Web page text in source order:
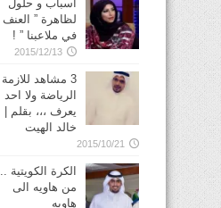
اسباب و حلول
لظاهرة ” العنف
في ملاعبنا ” !
2015/12/13
3 مشاهد للازمة
الرياضة ولا احد
يعرف ،،، بقلم |
خالد الهيت
2015/10/21
الكرة الكويتية ..
من هاويه الى
هاويه